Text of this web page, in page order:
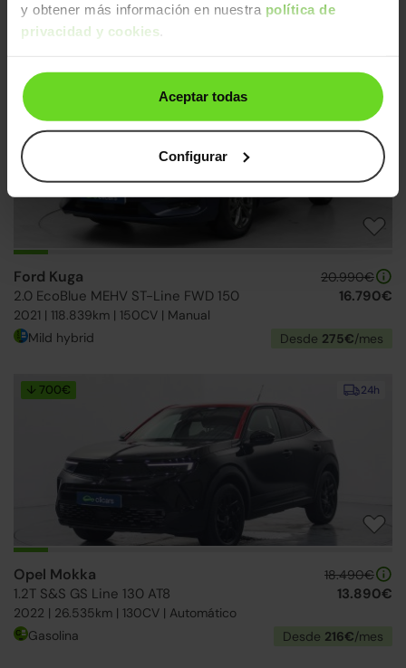
y obtener más información en nuestra política de
privacidad y cookies
Aceptar todas
Configurar
2023 | 74.037km | 122CV | Automático
Diésel
Ford Kuga
2.0 EcoBlue MEHV ST-Line FWD 150
2021 | 118.839km | 150CV | Manual
20.990€
16.790€
Mild hybrid Desde 275€/mes
24h
↓ 700€
Opel Mokka
1.2T S&S GS Line 130 AT8
2022 | 26.535km | 130CV | Automático
18.490€
13.890€
Gasolina Desde 216€/mes